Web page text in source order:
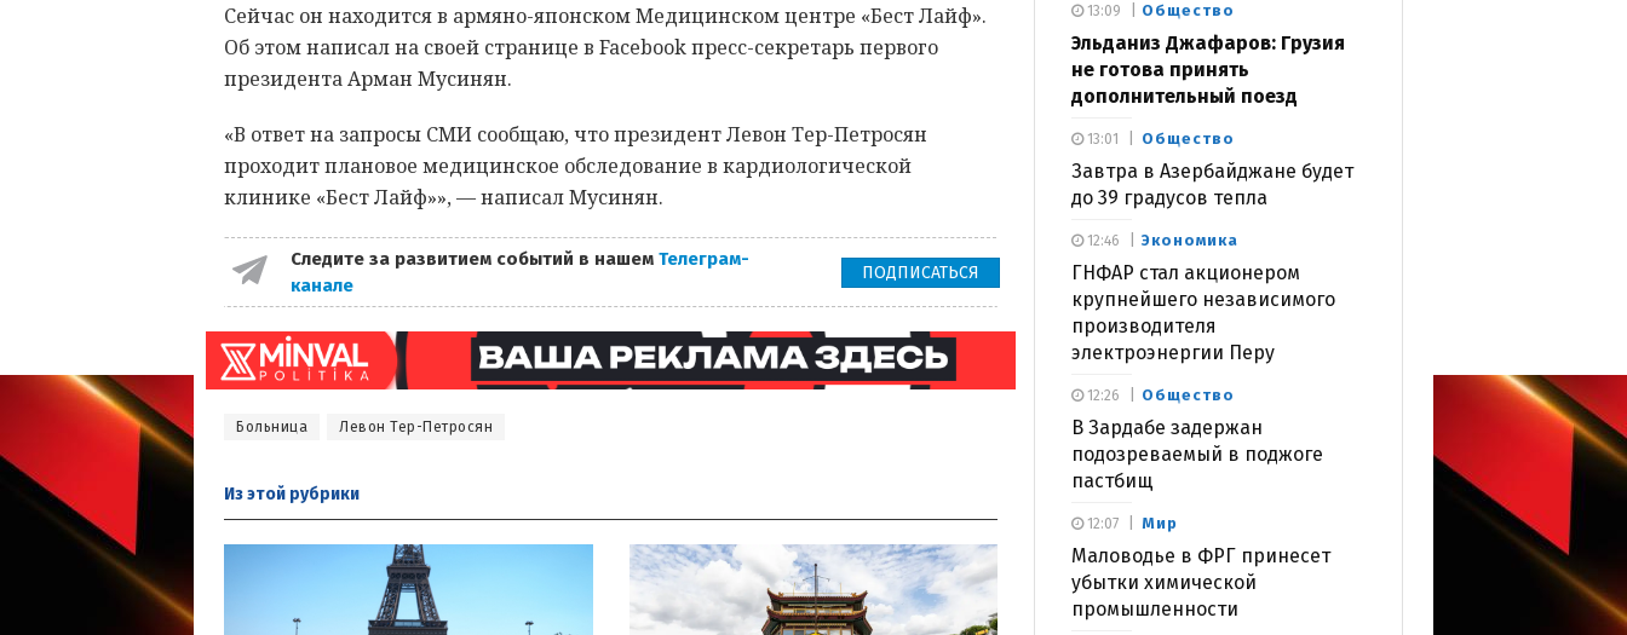
Сейчас он находится в армяно-японском Медицинском центре «Бест Лайф».
Об этом написал на своей странице в Facebook пресс-секретарь первого
президента Арман Мусинян.
«В ответ на запросы СМИ сообщаю, что президент Левон Тер-Петросян
проходит плановое медицинское обследование в кардиологической
клинике «Бест Лайф»», — написал Мусинян.
Следите за развитием событий в нашем Телеграм-
канале
ПОДПИСАТЬСЯ
Больница Левон Тер-Петросян
Из этой рубрики
Общество
Эльданиз Джафаров: Грузия
не готова принять
дополнительный поезд
13:09
Общество
Завтра в Азербайджане будет
до 39 градусов тепла
13:01
Экономика
ГНФАР стал акционером
крупнейшего независимого
производителя
электроэнергии Перу
12:46
Общество
В Зардабе задержан
подозреваемый в поджоге
пастбищ
12:26
Мир
Маловодье в ФРГ принесет
убытки химической
промышленности
12:07